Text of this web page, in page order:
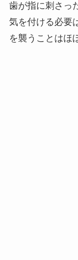
歯が指に刺さっ
気を付ける必要
を襲うことはほ